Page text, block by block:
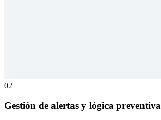
02
Gestión de alertas y lógica preventiva